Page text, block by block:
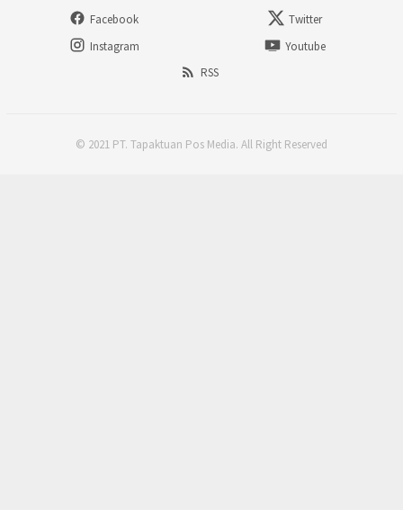
Facebook
Twitter
Instagram
Youtube
RSS
© 2021 PT. Tapaktuan Pos Media. All Right Reserved